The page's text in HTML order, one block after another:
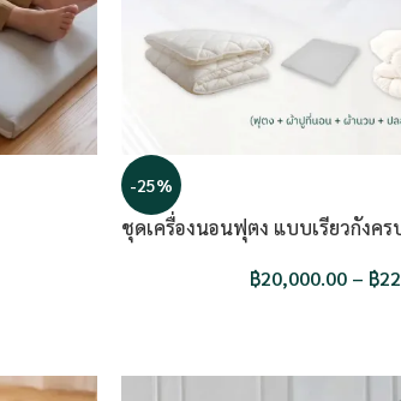
-25%
ชุดเครื่องนอนฟุตง แบบเรียวกังคร
฿20,000.00 – ฿